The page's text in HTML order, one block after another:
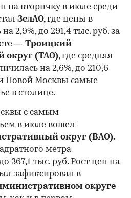
на вторичку в июле среди
ЗелАО,где цены в
2,9%, до 291,4 тыс. руб. за
— Троицкий
округ (ТАО), где средняя
на 2,6%, до 210,6
Новой Москвы самые
в столице.
с самым
в июле вошел
округ (ВАО).
метра
367,1 тыс. руб. Рост цен на
зафиксирован в
округе